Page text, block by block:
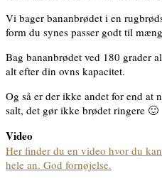
Vi bager bananbrødet i en
form du synes passer godt til
Bag bananbrødet ved 180 grader
alt efter din ovns kapacitet.
Og så er der ikke andet for end at
salt, det gør ikke brødet ringere 🙂
Video
Her finder du en video hvor du
hele an. God fornøjelse.